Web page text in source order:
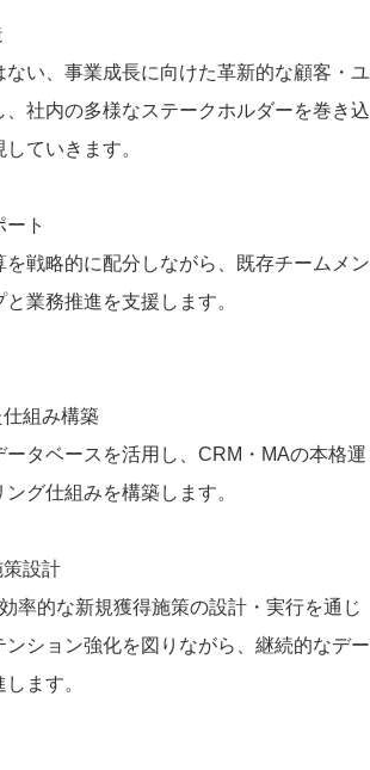
い、事業成長に向けた革新的な顧客・ユ
、社内の多様なステークホルダーを巻き込
ていきます。
ト
を戦略的に配分しながら、既存チームメン
業務推進を支援します。
組み構築
ータベースを活用し、CRM・MAの本格運
グ仕組みを構築します。
設計
率的な新規獲得施策の設計・実行を通じ
ンション強化を図りながら、継続的なデー
ます。